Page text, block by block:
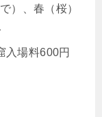
）、春（桜）
入場料600円